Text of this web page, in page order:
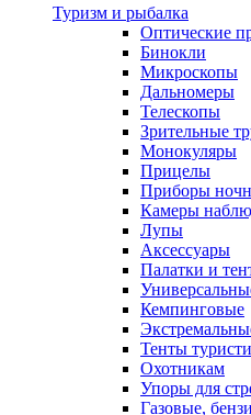
Туризм и рыбалка
Оптические
Бинокли
Микроскопы
Дальномеры
Телескопы
Зрительные
Монокуляры
Прицелы
Приборы
Камеры
Лупы
Аксессуары
Палатки и
Кемпинговые
Тенты
Охотникам
Упоры для
Газовые,